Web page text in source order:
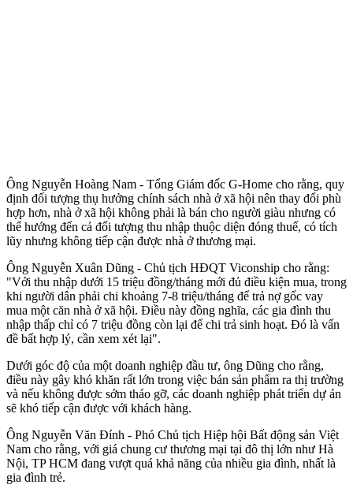
Ông Nguyễn Hoàng Nam - Tổng Giám đốc G-Home cho rằng, quy
định đối tượng thụ hưởng chính sách nhà ở xã hội nên thay đổi phù
hợp hơn, nhà ở xã hội không phải là bán cho người giàu nhưng có
thể hướng đến cả đối tượng thu nhập thuộc diện đóng thuế, có tích
lũy nhưng không tiếp cận được nhà ở thương mại.
Ông Nguyễn Xuân Dũng - Chủ tịch HĐQT Viconship cho rằng:
"Với thu nhập dưới 15 triệu đồng/tháng mới đủ điều kiện mua, trong
khi người dân phải chi khoảng 7-8 triệu/tháng để trả nợ gốc vay
mua một căn nhà ở xã hội. Điều này đồng nghĩa, các gia đình thu
nhập thấp chỉ có 7 triệu đồng còn lại để chi trả sinh hoạt. Đó là vấn
đề bất hợp lý, cần xem xét lại".
Dưới góc độ của một doanh nghiệp đầu tư, ông Dũng cho rằng,
điều này gây khó khăn rất lớn trong việc bán sản phẩm ra thị trường
và nếu không được sớm tháo gỡ, các doanh nghiệp phát triển dự án
sẽ khó tiếp cận được với khách hàng.
Ông Nguyễn Văn Đính - Phó Chủ tịch Hiệp hội Bất động sản Việt
Nam cho rằng, với giá chung cư thương mại tại đô thị lớn như Hà
Nội, TP HCM đang vượt quá khả năng của nhiều gia đình, nhất là
gia đình trẻ.